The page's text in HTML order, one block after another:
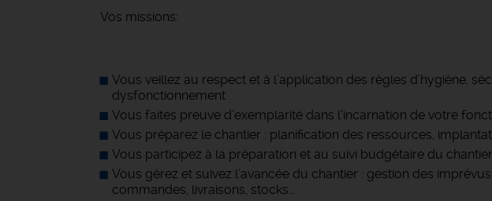
Vos missions:
Vous veillez au respect et à l’application des règles d’hygiène,
dysfonctionnement
Vous faites preuve d’exemplarité dans l’incarnation de votre
Vous préparez le chantier : planification des ressources,
Vous participez à la préparation et au suivi budgétaire du
Vous gérez et suivez l’avancée du chantier : gestion des
commandes, livraisons, stocks…